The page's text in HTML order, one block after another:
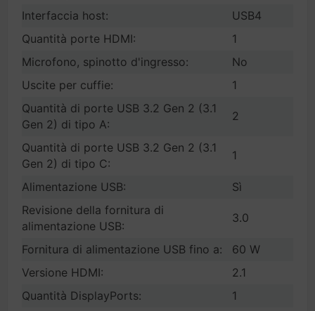
Interfaccia host:
USB4
Quantità porte HDMI:
1
Microfono, spinotto d'ingresso:
No
Uscite per cuffie:
1
Quantità di porte USB 3.2 Gen 2 (3.1
Gen 2) di tipo A:
2
Quantità di porte USB 3.2 Gen 2 (3.1
Gen 2) di tipo C:
1
Alimentazione USB:
Sì
Revisione della fornitura di
alimentazione USB:
3.0
Fornitura di alimentazione USB fino a:
60 W
Versione HDMI:
2.1
Quantità DisplayPorts:
1